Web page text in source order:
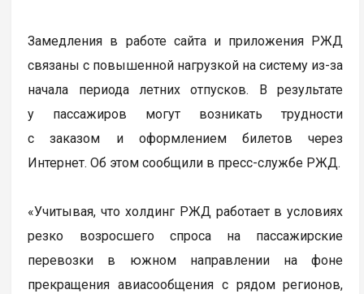
Замедления в работе сайта и приложения РЖД
связаны с повышенной нагрузкой на систему из-за
начала периода летних отпусков. В результате
у пассажиров могут возникать трудности
с заказом и оформлением билетов через
Интернет. Об этом сообщили в пресс-службе РЖД.
«Учитывая, что холдинг РЖД работает в условиях
резко возросшего спроса на пассажирские
перевозки в южном направлении на фоне
прекращения авиасообщения с рядом регионов,